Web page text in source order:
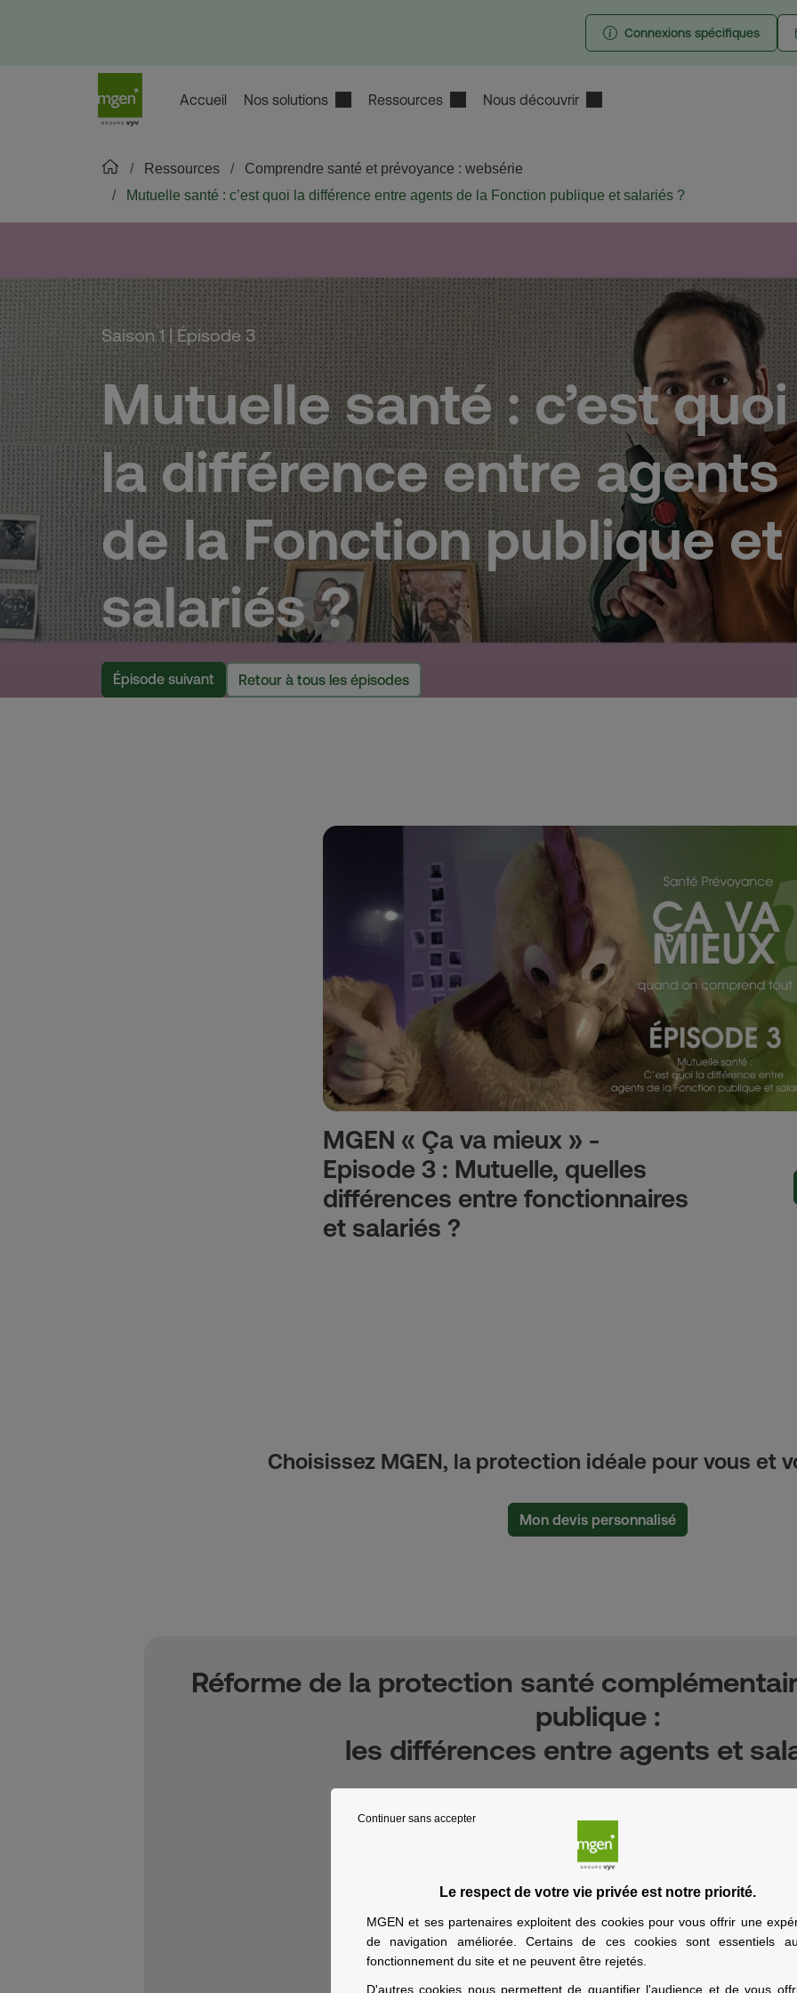
Le respect de votre vie privée est notre priorité.
MGEN et ses partenaires exploitent des cookies pour vous offrir une
de navigation améliorée. Certains de ces cookies sont essentiels
fonctionnement du site et ne peuvent être rejetés.
D'autres cookies nous permettent de quantifier l'audience et de vous
Continuer sans accepter
Connexions spécifiques
Accueil Nos solutions Ressources Nous découvrir
Ressources
Comprendre santé et prévoyance : websérie
Mutuelle santé : c’est quoi la différence entre agents de la Fonction publique et salariés ?
Saison 1 | Épisode 3
Mutuelle santé : c’est quoi
la différence entre agents
de la Fonction publique et
salariés ?
Épisode suivant Retour à tous les épisodes
MGEN « Ça va mieux » -
Episode 3 : Mutuelle, quelles
différences entre fonctionnaires
et salariés ?
Choisissez MGEN, la protection idéale pour vous et
Mon devis personnalisé
Réforme de la protection santé
publique :
les différences entre agents et
Aujourd'hui
comment ça se passe dans le secteur public vs. le